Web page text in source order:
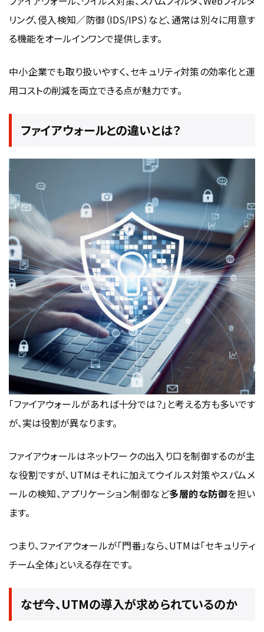
リング、侵入検知／防御（IDS/IPS）など、通常は別々に用意す
る機能をオールインワンで提供します。
中小企業でも取り扱いやすく、セキュリティ対策の効率化と運
用コストの削減を両立できる点が魅力です。
ファイアウォールとの違いとは？
「ファイアウォールがあれば十分では？」と考える方も多いです
が、実は役割が異なります。
ファイアウォールはネットワークの出入り口を制御するのが主
な役割ですが、UTMはそれに加えてウイルス対策やスパムメ
ールの検知、アプリケーション制御など多層的な防御を担い
ます。
つまり、ファイアウォールが「門番」なら、UTMは「セキュリティ
チーム全体」といえる存在です。
なぜ今、UTMの導入が求められているのか